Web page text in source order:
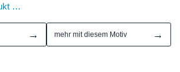
…
→ mehr mit diesem Motiv →